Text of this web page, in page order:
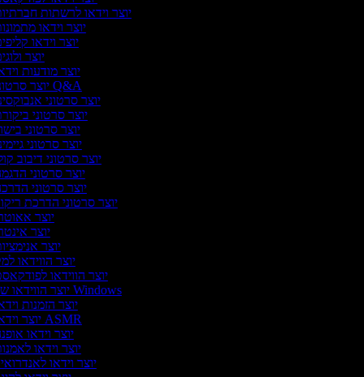
יוצר וידאו לרשתות
יוצר וידאו
יוצר וידאו
יוצר
יוצר מודעות
יוצר סרטוני Q&A
יוצר סרטוני
יוצר סרטוני
יוצר סרטוני
יוצר סרטוני
יוצר סרטוני דיבוב
יוצר סרטוני
יוצר סרטוני
יוצר סרטוני הדרכת
יוצר
יוצר
יוצר
יוצר הווידאו
יוצר הווידאו
יוצר הווידאו של Windows
יוצר הזמנות
יוצר וידאו ASMR
יוצר וידאו
יוצר וידאו
יוצר וידאו